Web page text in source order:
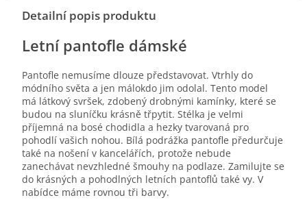
Detailní popis produktu
Letní pantofle dámské
Pantofle nemusíme dlouze představovat. Vtrhly do
módního světa a jen málokdo jim odolal. Tento model
má látkový svršek, zdobený drobnými kamínky, které se
budou na sluníčku krásně třpytit. Stélka je velmi
příjemná na bosé chodidla a hezky tvarovaná pro
pohodlí vašich nohou. Bílá podrážka pantofle předurčuje
také na nošení v kancelářích, protože nebude
zanechávat nevzhledné šmouhy na podlaze. Zamilujte se
do krásných a pohodlných letních pantoflů také vy. V
nabídce máme rovnou tři barvy.